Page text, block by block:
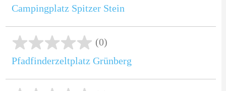
Campingplatz Spitzer Stein
(0)
Pfadfinderzeltplatz Grünberg